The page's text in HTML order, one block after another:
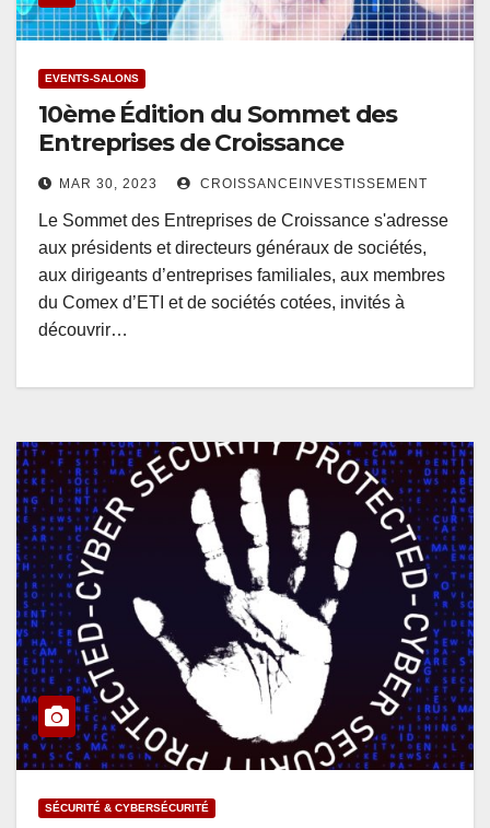
EVENTS-SALONS
10ème Édition du Sommet des
Entreprises de Croissance
MAR 30, 2023 CROISSANCEINVESTISSEMENT
Le Sommet des Entreprises de Croissance s'adresse
aux présidents et directeurs généraux de sociétés,
aux dirigeants d’entreprises familiales, aux membres
du Comex d’ETI et de sociétés cotées, invités à
découvrir…
SÉCURITÉ & CYBERSÉCURITÉ